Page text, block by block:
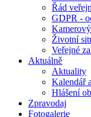
Řád
GDPR -
Životní
Veřejné
Aktuálně
Aktuality
Kalendář
Hlášení
Zpravodaj
Fotogalerie